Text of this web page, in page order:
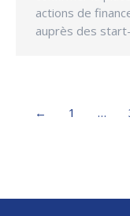
actions de
auprès des
← 1 …